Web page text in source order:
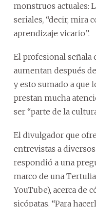
monstruos actuales:
seriales, “decir, mira
aprendizaje vicario”.
El profesional señala
aumentan después
y esto sumado a que
prestan mucha
ser “parte de la
El divulgador que
entrevistas a
respondió a una
marco de una
YouTube), acerca de
sicópatas. “Para